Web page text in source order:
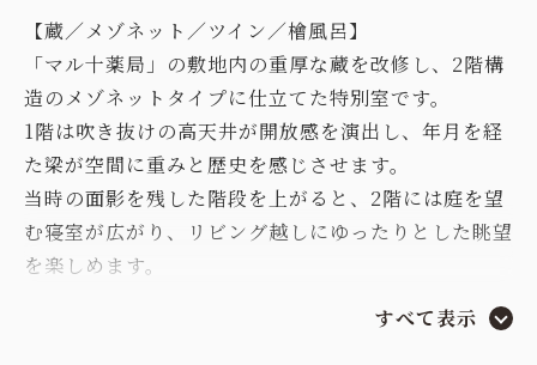
【蔵／メゾネット／ツイン／檜風呂】
「マル十薬局」の敷地内の重厚な蔵を改修し、2階構
造のメゾネットタイプに仕立てた特別室です。
1階は吹き抜けの高天井が開放感を演出し、年月を経
た梁が空間に重みと歴史を感じさせます。
当時の面影を残した階段を上がると、2階には庭を望
む寝室が広がり、リビング越しにゆったりとした眺望
を楽しめます。
み出す非日常のひとときをお楽しみください。
すべて表示